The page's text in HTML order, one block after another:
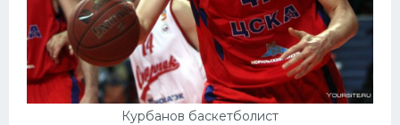
Курбанов баскетболист